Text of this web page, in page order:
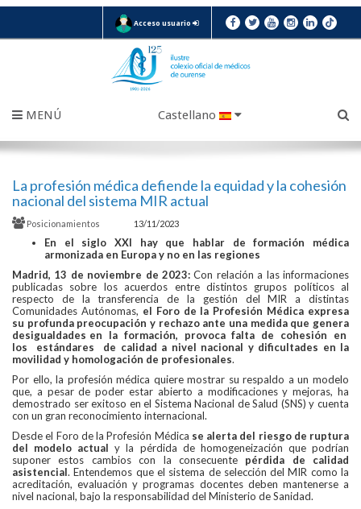
Acceso usuario
MENÚ Castellano
La profesión médica defiende la equidad y la cohesión
nacional del sistema MIR actual
Posicionamientos 13/11/2023
En el siglo XXI hay que hablar de formación médica
armonizada en Europa y no en las regiones
Madrid, 13 de noviembre de 2023:Con relación a las informaciones
publicadas sobre los acuerdos entre distintos grupos políticos al
respecto de la transferencia de la gestión del MIR a distintas
Comunidades Autónomas, el Foro de la Profesión Médica expresa
su profunda preocupación y rechazo ante una medida que genera
desigualdades en la formación, provoca falta de cohesión en
los estándares de calidad a nivel nacional y dificultades en la
movilidad y homologación de profesionales.
Por ello, la profesión médica quiere mostrar su respaldo a un modelo
que, a pesar de poder estar abierto a modificaciones y mejoras, ha
demostrado ser exitoso en el Sistema Nacional de Salud (SNS) y cuenta
con un gran reconocimiento internacional.
Desde el Foro de la Profesión Médica se alerta del riesgo de ruptura
del modelo actualy la pérdida de homogeneización que podrían
suponer estos cambios con la consecuente pérdida de calidad
asistencial. Entendemos que el sistema de selección del MIR como la
acreditación, evaluación y programas docentes deben mantenerse a
nivel nacional, bajo la responsabilidad del Ministerio de Sanidad.